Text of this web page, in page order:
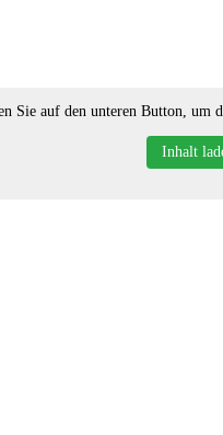
Sie auf den unteren Button, um
Inhalt